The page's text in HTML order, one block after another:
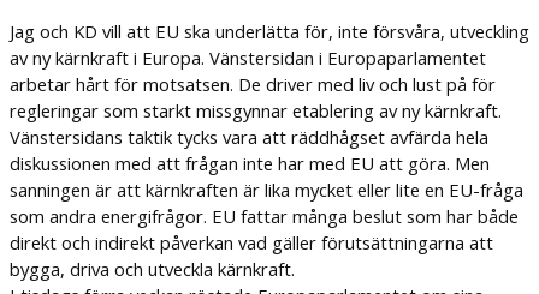
Jag och KD vill att EU ska underlätta för, inte försvåra, utveckling
av ny kärnkraft i Europa. Vänstersidan i Europaparlamentet
arbetar hårt för motsatsen. De driver med liv och lust på för
regleringar som starkt missgynnar etablering av ny kärnkraft.
Vänstersidans taktik tycks vara att räddhågset avfärda hela
diskussionen med att frågan inte har med EU att göra. Men
sanningen är att kärnkraften är lika mycket eller lite en EU-fråga
som andra energifrågor. EU fattar många beslut som har både
direkt och indirekt påverkan vad gäller förutsättningarna att
bygga, driva och utveckla kärnkraft.